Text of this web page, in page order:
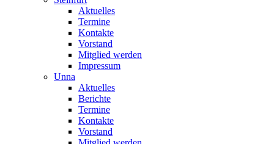
Aktuelles
Termine
Kontakte
Vorstand
Mitglied werden
Impressum
Unna
Aktuelles
Berichte
Termine
Kontakte
Vorstand